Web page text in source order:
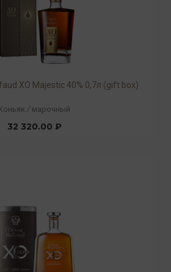
XO Majestic 40% 0,7л (gift box)
/ марочный
32 320.00 ₽